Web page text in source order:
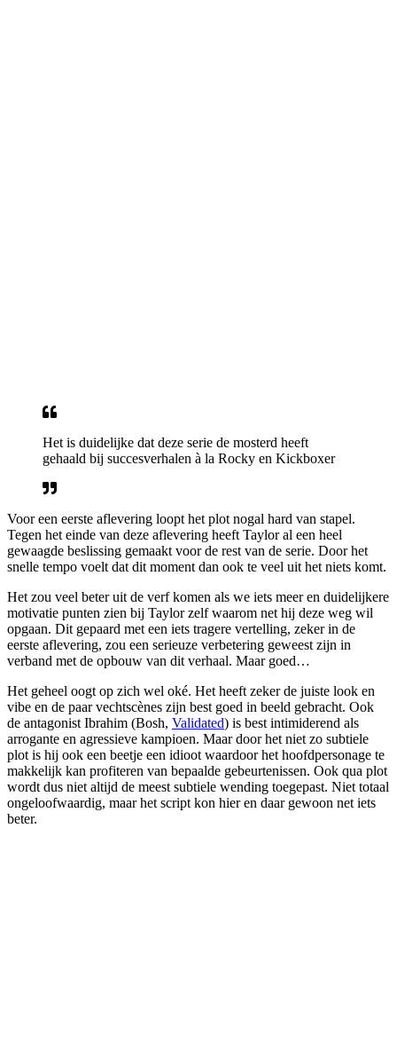
Het is duidelijke dat deze serie de mosterd heeft
gehaald bij succesverhalen à la Rocky en Kickboxer
Voor een eerste aflevering loopt het plot nogal hard van stapel.
Tegen het einde van deze aflevering heeft Taylor al een heel
gewaagde beslissing gemaakt voor de rest van de serie. Door het
snelle tempo voelt dat dit moment dan ook te veel uit het niets komt.
Het zou veel beter uit de verf komen als we iets meer en duidelijkere
motivatie punten zien bij Taylor zelf waarom net hij deze weg wil
opgaan. Dit gepaard met een iets tragere vertelling, zeker in de
eerste aflevering, zou een serieuze verbetering geweest zijn in
verband met de opbouw van dit verhaal. Maar goed…
Het geheel oogt op zich wel oké. Het heeft zeker de juiste look en
vibe en de paar vechtscènes zijn best goed in beeld gebracht. Ook
de antagonist Ibrahim (Bosh, Validated) is best intimiderend als
arrogante en agressieve kampioen. Maar door het niet zo subtiele
plot is hij ook een beetje een idioot waardoor het hoofdpersonage te
makkelijk kan profiteren van bepaalde gebeurtenissen. Ook qua plot
wordt dus niet altijd de meest subtiele wending toegepast. Niet totaal
ongeloofwaardig, maar het script kon hier en daar gewoon net iets
beter.